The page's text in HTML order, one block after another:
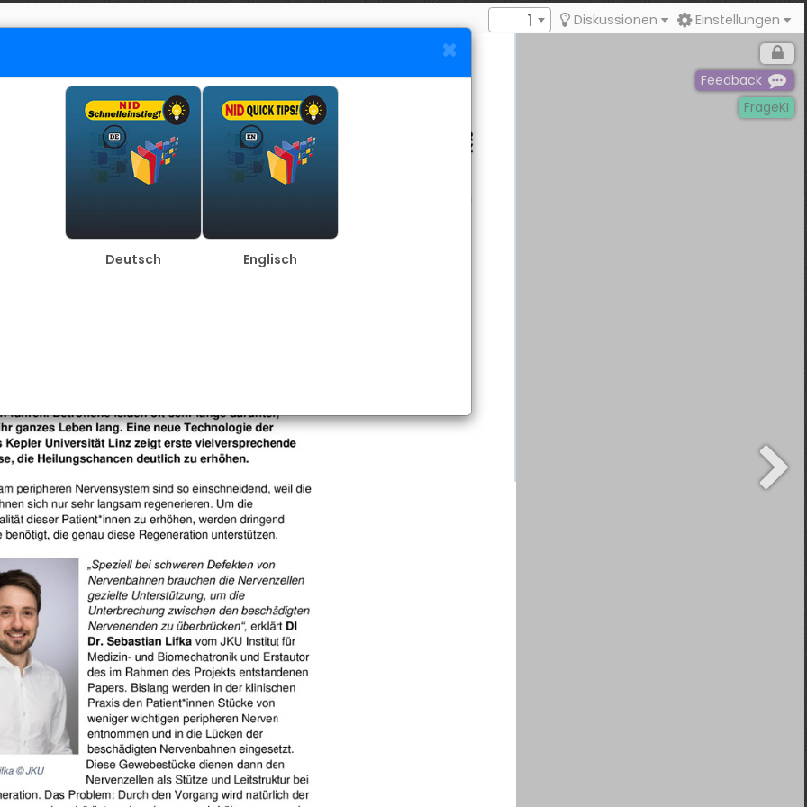
+
Objekt hinzufügen
1 Diskussionen Einstellungen
Feedback
FrageKI